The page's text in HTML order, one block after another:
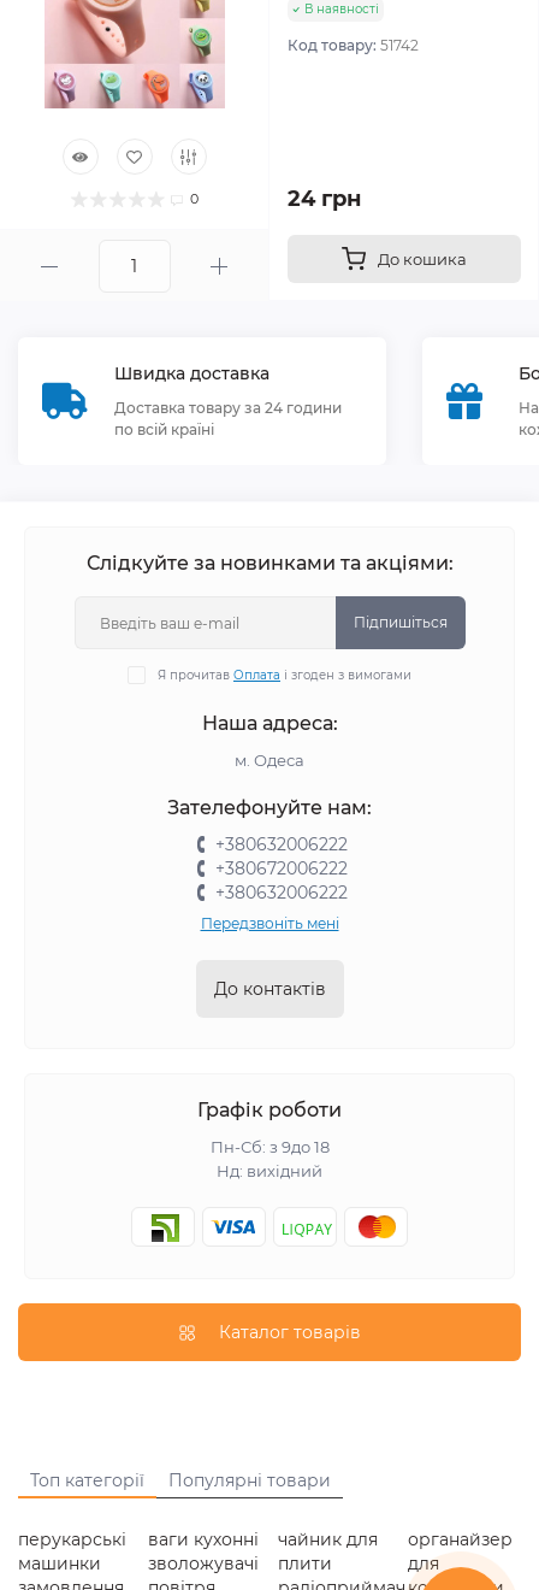
0
В наявності
Код товару: 51742
24 грн
До кошика
Швидка доставка
Доставка товару за 24 години
по всій країні
Слідкуйте за новинками та акціями:
Підпишіться
Я прочитав Оплата і згоден з вимогами
Наша адреса:
м. Одеса
Зателефонуйте нам:
+380632006222
+380672006222
+380632006222
Передзвоніть мені
До контактів
Графік роботи
Пн-Сб: з 9до 18
Нд: вихідний
Каталог товарів
Топ категорії Популярні товари
перукарські
машинки
ваги кухонні
зволожувачі
чайник для
плити
органайзер
для